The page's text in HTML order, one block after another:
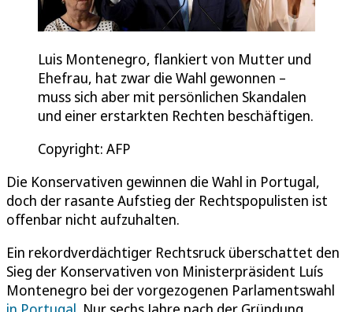
Luis Montenegro, flankiert von Mutter und
Ehefrau, hat zwar die Wahl gewonnen –
muss sich aber mit persönlichen Skandalen
und einer erstarkten Rechten beschäftigen.
Copyright: AFP
Die Konservativen gewinnen die Wahl in Portugal,
doch der rasante Aufstieg der Rechtspopulisten ist
offenbar nicht aufzuhalten.
Ein rekordverdächtiger Rechtsruck überschattet den
Sieg der Konservativen von Ministerpräsident Luís
Montenegro bei der vorgezogenen Parlamentswahl